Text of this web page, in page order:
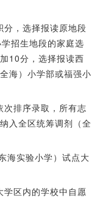
分，选择报读原地段
招生地段的家庭选
10分，选择报读西
海）小学部或福强小
次排序录取，所有志
入全区统筹调剂（全
海实验小学）试点大
学区内的学校中自愿